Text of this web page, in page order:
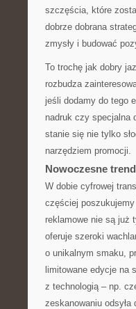
szczęścia, które
dobrze dobrana
zmysły i budować
To trochę jak dobry
rozbudza
jeśli dodamy do tego
nadruk czy specjalna
stanie się nie tylko
narzędziem promocji.
Nowoczesne
W dobie cyfrowej
częściej
reklamowe nie są już
oferuje szeroki
o unikalnym smaku,
limitowane edycje na
z technologią – np.
zeskanowaniu